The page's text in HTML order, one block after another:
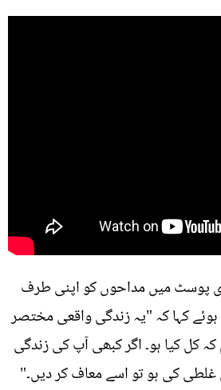
پوسٹ میں مداحوں کو اپنی طرف
ہوئے کہا کہ "یہ زندگی واقعی مختصر
کل کیا ہو۔ اگر کبھی آپ کی زندگی
کی ہو تو اسے معاف کر دیں۔"